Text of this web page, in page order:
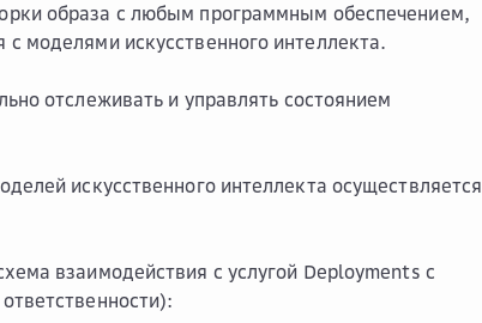
образа с любым программным обеспечением,
моделями искусственного интеллекта.
отслеживать и управлять состоянием
искусственного интеллекта осуществляется
взаимодействия с услугой Deployments с